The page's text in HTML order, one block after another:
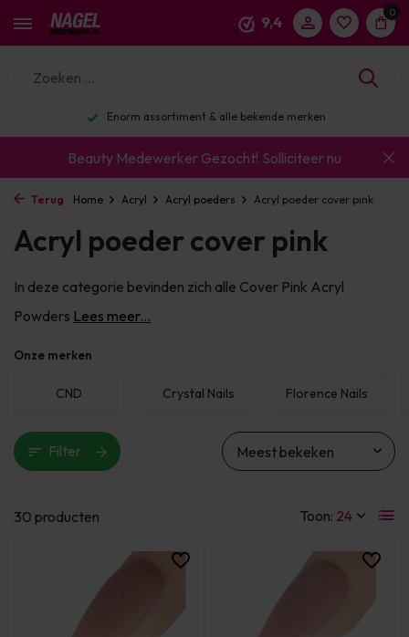
9,4
0
Enorm assortiment & alle bekende merken
Beauty Medewerker Gezocht! Solliciteer nu
Terug Home Acryl Acryl poeders Acryl poeder cover pink
Acryl poeder cover pink
In deze categorie bevinden zich alle Cover Pink Acryl
Powders Lees meer...
Onze merken
CND Crystal Nails Florence Nails
Filter
30 producten Toon: